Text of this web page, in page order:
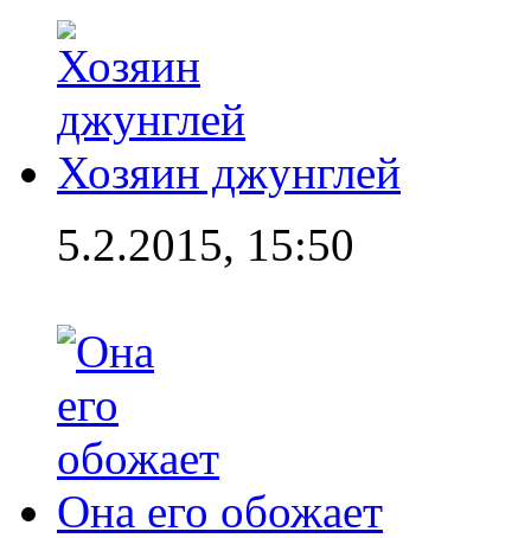
Хозяин джунглей
5.2.2015, 15:50
Она его обожает